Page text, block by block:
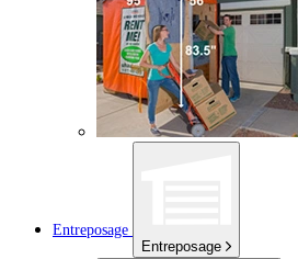
Entreposage
Entreposage